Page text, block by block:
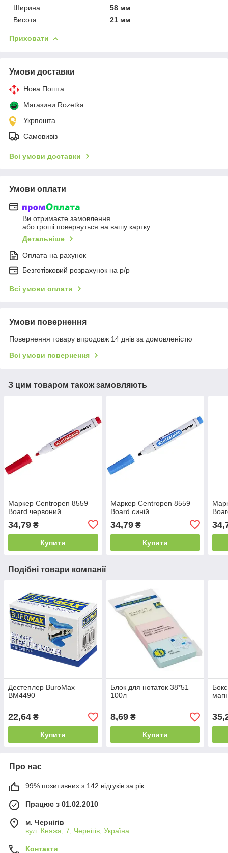
Ширина
58 мм
Висота
21 мм
Приховати
Умови доставки
Нова Пошта
Магазини Rozetka
Укрпошта
Самовивіз
Всі умови доставки
Умови оплати
Ви отримаєте замовлення
або гроші повернуться на вашу картку
Детальніше
Оплата на рахунок
Безготівковий розрахунок на р/р
Всі умови оплати
Умови повернення
Повернення товару впродовж 14 днів за домовленістю
Всі умови повернення
З цим товаром також замовляють
Маркер Centropen 8559
Board червоний
34,79 ₴
Купити
Маркер Centropen 8559
Board синій
34,79₴
Купити
Подібні товари компанії
Дестеплер BuroMax
BM4490
22,64 ₴
Купити
Блок для нотаток 38*51
100л
8,69₴
Купити
Про нас
99% позитивних з 142 відгуків за рік
Працює з 01.02.2010
м. Чернігів
вул. Княжа, 7, Чернігів, Україна
Контакти